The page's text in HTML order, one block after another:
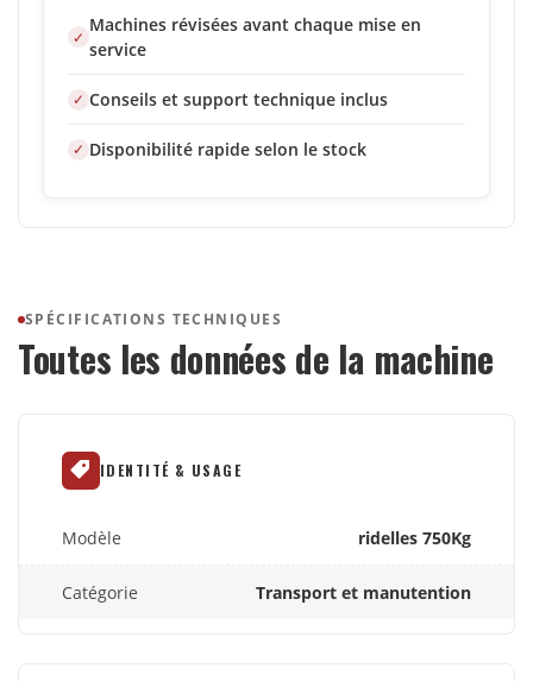
Machines révisées avant chaque mise en
service
Conseils et support technique inclus
Disponibilité rapide selon le stock
SPÉCIFICATIONS TECHNIQUES
Toutes les données de la machine
IDENTITÉ & USAGE
Modèle ridelles 750Kg
Catégorie Transport et manutention